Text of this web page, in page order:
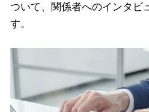
ついて、関係者へのインタビ
す。